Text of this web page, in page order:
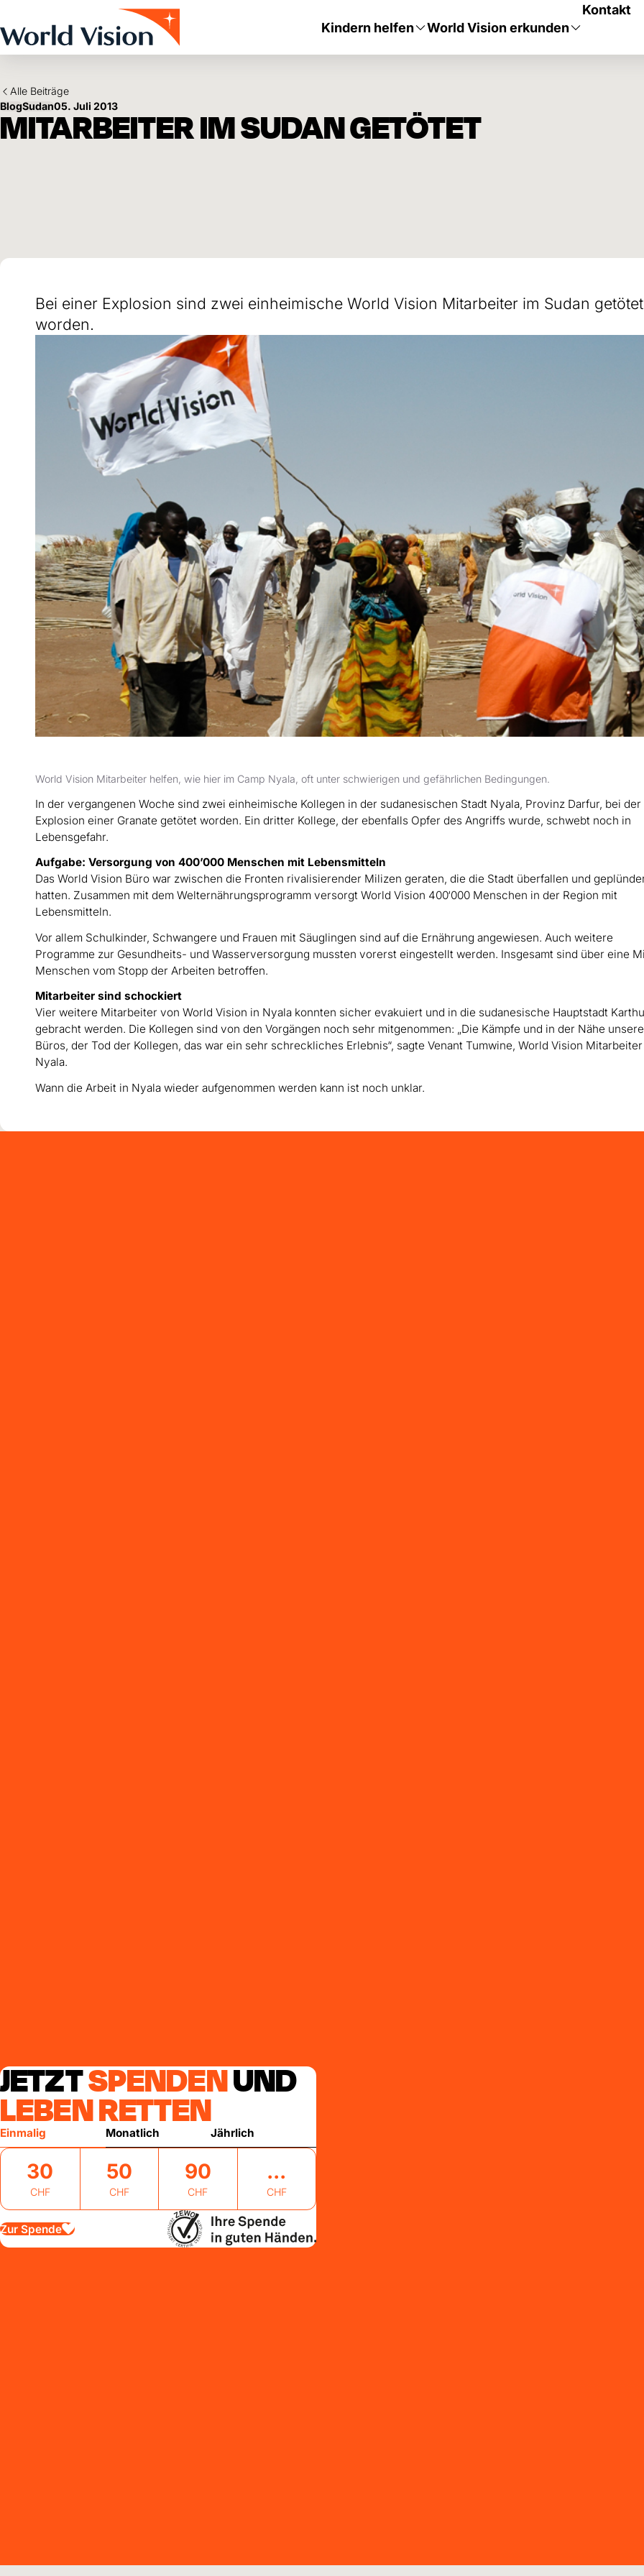
Kindern helfen World Vision erkunden
Kontakt
Alle Beiträge
BlogSudan05. Juli 2013
MITARBEITER IM SUDAN GETÖTET
Bei einer Explosion sind zwei einheimische World Vision Mitarbeiter im Sudan getötet
worden.
World Vision Mitarbeiter helfen, wie hier im Camp Nyala, oft unter schwierigen und gefährlichen Bedingungen.
In der vergangenen Woche sind zwei einheimische Kollegen in der sudanesischen Stadt Nyala, Provinz Darfur, bei der
Explosion einer Granate getötet worden. Ein dritter Kollege, der ebenfalls Opfer des Angriffs wurde, schwebt noch in
Lebensgefahr.
Aufgabe: Versorgung von 400’000 Menschen mit Lebensmitteln
Das World Vision Büro war zwischen die Fronten rivalisierender Milizen geraten, die die Stadt überfallen und
hatten. Zusammen mit dem Welternährungsprogramm versorgt World Vision 400‘000 Menschen in der Region mit
Lebensmitteln.
Vor allem Schulkinder, Schwangere und Frauen mit Säuglingen sind auf die Ernährung angewiesen. Auch weitere
Programme zur Gesundheits- und Wasserversorgung mussten vorerst eingestellt werden. Insgesamt sind über eine
Menschen vom Stopp der Arbeiten betroffen.
Mitarbeiter sind schockiert
Vier weitere Mitarbeiter von World Vision in Nyala konnten sicher evakuiert und in die sudanesische Hauptstadt
gebracht werden. Die Kollegen sind von den Vorgängen noch sehr mitgenommen: „Die Kämpfe und in der Nähe
Büros, der Tod der Kollegen, das war ein sehr schreckliches Erlebnis“, sagte Venant Tumwine, World Vision
Nyala.
Wann die Arbeit in Nyala wieder aufgenommen werden kann ist noch unklar.
JETZTSPENDENUND
LEBEN RETTEN
Einmalig Monatlich Jährlich
30
CHF
50
CHF
90
CHF CHF
Zur Spende